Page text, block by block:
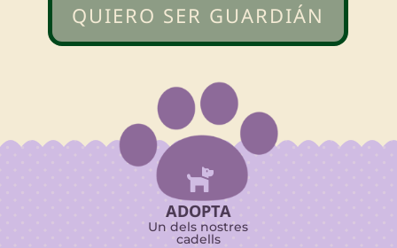
QUIERO SER GUARDIÁN

ADOPTA
Un dels nostres
cadells